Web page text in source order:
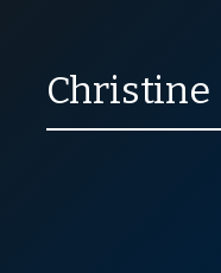
Christine